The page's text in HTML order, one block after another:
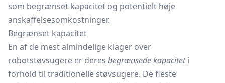
som begrænset kapacitet og potentielt høje
anskaffelsesomkostninger.
Begrænset kapacitet
En af de mest almindelige klager over
robotstøvsugere er deres begrænsede kapaciteti
forhold til traditionelle støvsugere. De fleste